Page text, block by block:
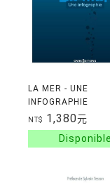
LA MER - UNE
INFOGRAPHIE
NT$ 1,380元